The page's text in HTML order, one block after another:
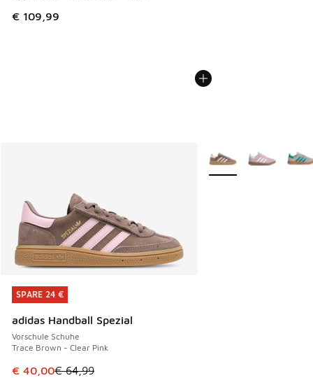
€ 109,99
SPARE 24 €
adidas Handball Spezial
Vorschule Schuhe
Trace Brown - Clear Pink
Dieser Artikel ist im Sale. Der Preis ist von € 64,99 auf €
€ 40,00€ 64,99
SPARE 24 €
Weitere Farben